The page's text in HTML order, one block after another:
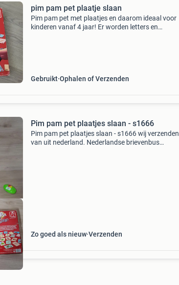
pim pam pet plaatje slaan
Pim pam pet met plaatjes en daarom ideaal voor
kinderen vanaf 4 jaar! Er worden letters en
Gebruikt Ophalen of Verzenden
Pim pam pet plaatjes slaan - s1666
Pim pam pet plaatjes slaan - s1666 wij verzenden
van uit nederland. Nederlandse brievenbus
Zo goed als nieuw Verzenden